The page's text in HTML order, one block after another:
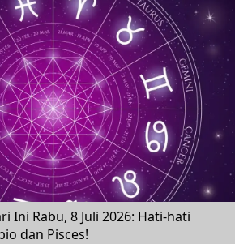
Ini Rabu, 8 Juli 2026: Hati-hati
dan Pisces!